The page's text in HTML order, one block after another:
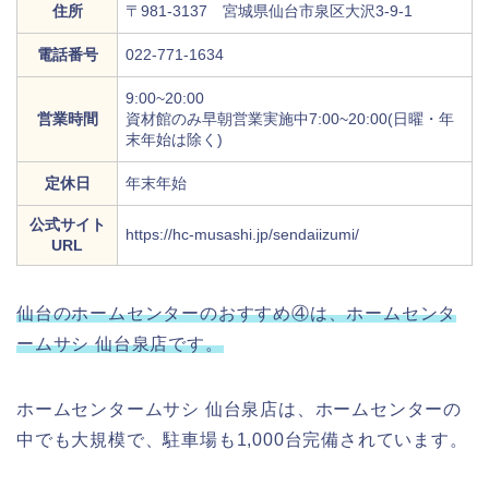
住所 〒981-3137 宮城県仙台市泉区大沢3-9-1
電話番号 022-771-1634
営業時間
9:00~20:00
資材館のみ早朝営業実施中7:00~20:00(日曜・年
末年始は除く)
定休日 年末年始
公式サイト
URL
https://hc-musashi.jp/sendaiizumi/
仙台のホームセンターのおすすめ④は、ホームセンタ
ームサシ 仙台泉店です。
ホームセンタームサシ 仙台泉店は、ホームセンターの
中でも大規模で、駐車場も1,000台完備されています。